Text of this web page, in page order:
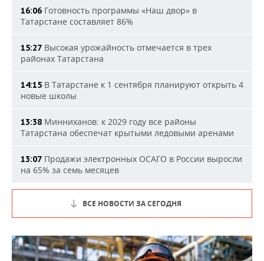
16:06 Готовность программы «Наш двор» в
Татарстане составляет 86%
15:27 Высокая урожайность отмечается в трех
районах Татарстана
14:15 В Татарстане к 1 сентября планируют открыть 4
новые школы
13:38 Минниханов: к 2029 году все районы
Татарстана обеспечат крытыми ледовыми аренами
13:07 Продажи электронных ОСАГО в России выросли
на 65% за семь месяцев
ВСЕ НОВОСТИ ЗА СЕГОДНЯ